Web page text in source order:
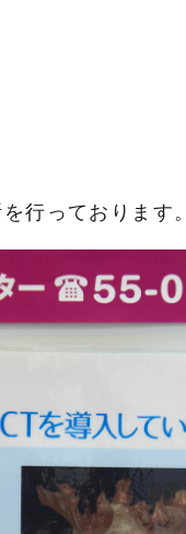
行っております。